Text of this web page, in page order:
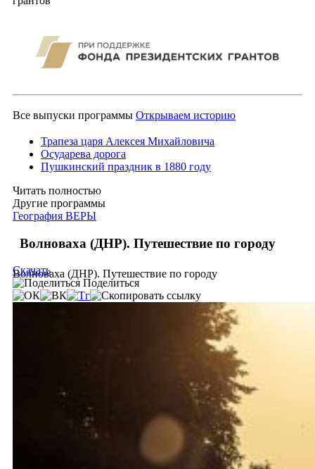
Все выпуски программы Открываем историю
Трапеза царя Алексея Михайловича
Осударева дорога
Пушкинский праздник в 1880 году
Читать полностью
Другие программы
География ВЕРЫ
Волноваха (ДНР). Путешествие по городу
Волноваха (ДНР). Путешествие по городу
Скачать
Поделиться